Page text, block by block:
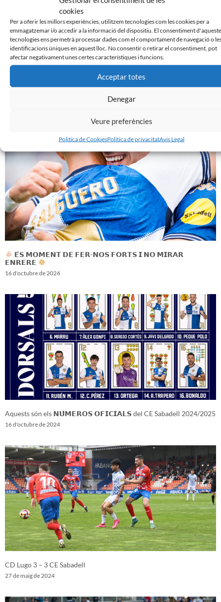
cookies
Per a oferir les millors experiències, utilitzem tecnologies com les cookies per a
emmagatzemar i/o accedir a la informació del dispositiu. El consentiment
tecnologies ens permetrà processar dades com el comportament de navegació o
identificacions úniques en aquest lloc. No consentir o retirar el consentiment, pot
afectar negativament unes certes característiques i funcions.
Acceptar totes
Denegar
Veure preferències
Politica de CookiesPolitica de privacitatAvis Legal
𝐀𝐑𝐀 𝐌𝐄́𝐒 𝐐𝐔𝐄 𝐌𝐀𝐈: 𝐥𝐚 𝐜𝐢𝐮𝐭𝐚𝐭 𝐚𝐦𝐛 𝐞𝐥 𝐒𝐚𝐛𝐚𝐝𝐞𝐥𝐥 𝐢 𝐞𝐥 𝐒𝐚𝐛𝐚𝐝𝐞𝐥𝐥 𝐚𝐦𝐛 𝐥𝐚
𝗘́𝗦 𝗠𝗢𝗠𝗘𝗡𝗧 𝗗𝗘 𝗙𝗘𝗥-𝗡𝗢𝗦 𝗙𝗢𝗥𝗧𝗦 𝗜 𝗡𝗢 𝗠𝗜𝗥𝗔𝗥
𝗘𝗡𝗥𝗘𝗥𝗘
16 d'octubre de 2024
Aquests són els 𝗡𝗨́𝗠𝗘𝗥𝗢𝗦 𝗢𝗙𝗜𝗖𝗜𝗔𝗟𝗦 del CE Sabadell 2024/2025
16 d'octubre de 2024
CD Lugo 3 – 3 CE Sabadell
27 de maig de 2024